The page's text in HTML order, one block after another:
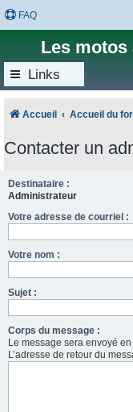
FAQ
Les motos
Links
Accueil Accueil du
Contacter un
Destinataire :
Administrateur
Votre adresse de courriel :
Votre nom :
Sujet :
Corps du message :
Le message sera envoyé
L’adresse de retour du